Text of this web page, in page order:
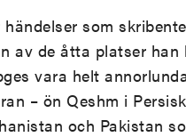
händelser som
av de åtta platser
vara helt
– ön Qeshm i
och Pakistan